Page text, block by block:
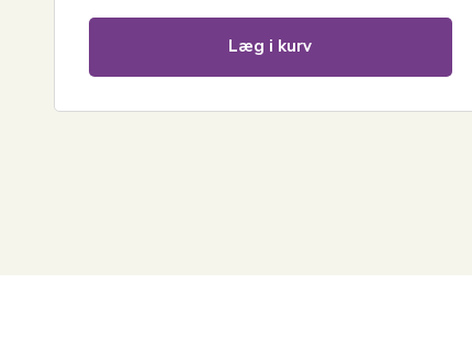
Læg i kurv